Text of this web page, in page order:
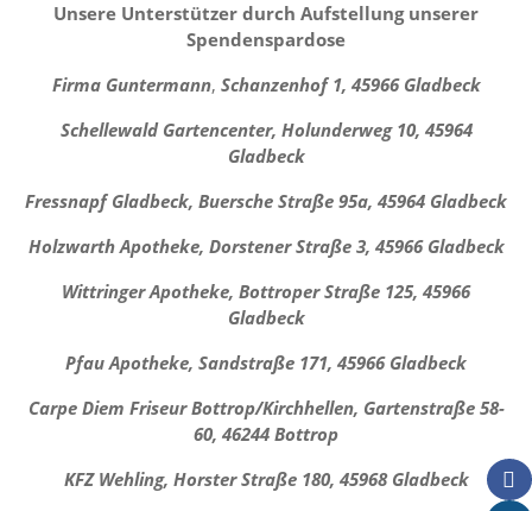
Unsere Unterstützer durch Aufstellung unserer
Spendenspardose
Firma Guntermann, Schanzenhof 1, 45966 Gladbeck
Schellewald Gartencenter, Holunderweg 10, 45964
Gladbeck
Fressnapf Gladbeck, Buersche Straße 95a, 45964 Gladbeck
Holzwarth Apotheke, Dorstener Straße 3, 45966 Gladbeck
Wittringer Apotheke, Bottroper Straße 125, 45966
Gladbeck
Pfau Apotheke, Sandstraße 171, 45966 Gladbeck
Carpe Diem Friseur Bottrop/Kirchhellen, Gartenstraße 58-
60, 46244 Bottrop
KFZ Wehling, Horster Straße 180, 45968 Gladbeck